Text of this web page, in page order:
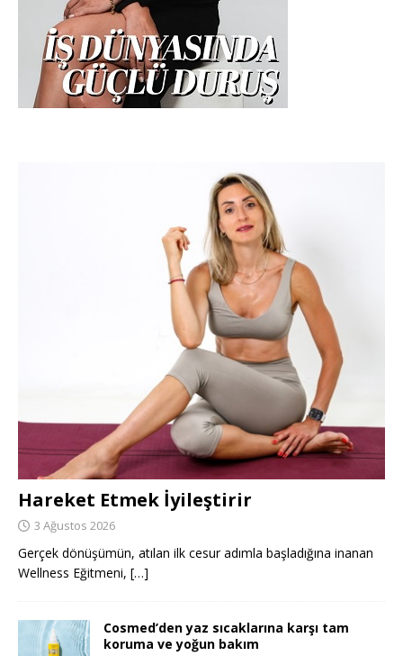
Hareket Etmek İyileştirir
3 Ağustos 2026
Gerçek dönüşümün, atılan ilk cesur adımla başladığına inanan
Wellness Eğitmeni, […]
Cosmed’den yaz sıcaklarına karşı tam
koruma ve yoğun bakım